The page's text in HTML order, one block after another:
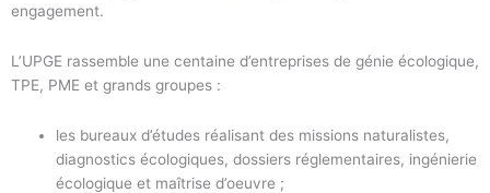
engagement.
L’UPGE rassemble une centaine d’entreprises de génie écologique,
TPE, PME et grands groupes :
les bureaux d’études réalisant des missions naturalistes,
diagnostics écologiques, dossiers réglementaires, ingénierie
écologique et maîtrise d’oeuvre ;